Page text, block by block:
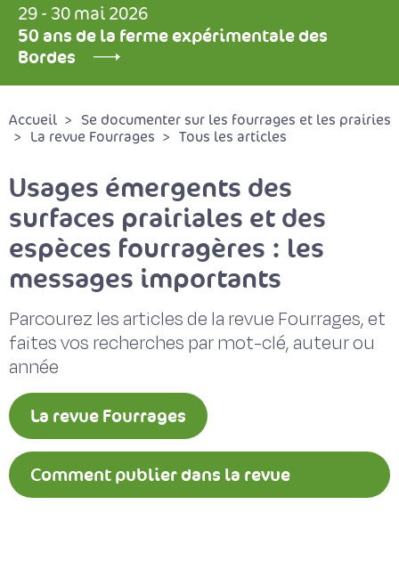
29 - 30 mai 2026
50 ans de la ferme expérimentale des
Bordes
Accueil
Se documenter sur les fourrages et les prairies
La revue Fourrages
Tous les articles
Usages émergents des
surfaces prairiales et des
espèces fourragères : les
messages importants
Parcourez les articles de la revue Fourrages, et
faites vos recherches par mot-clé, auteur ou
année
La revue Fourrages
Comment publier dans la revue